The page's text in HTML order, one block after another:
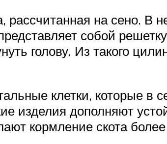
на сено. В
собой
голову. Из такого
клетки, которые в
изделия дополняют
кормление скота